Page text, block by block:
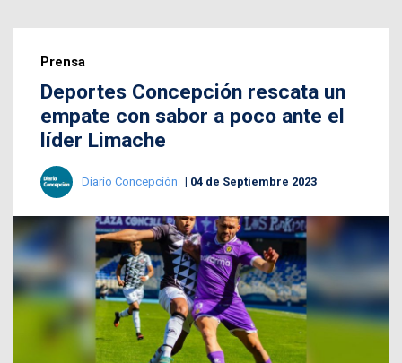
Prensa
Deportes Concepción rescata un
empate con sabor a poco ante el
líder Limache
Diario Concepción 04 de Septiembre 2023